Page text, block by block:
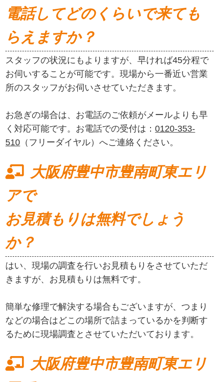
電話してどのくらいで来ても
らえますか？
スタッフの状況にもよりますが、早ければ45分程で
お伺いすることが可能です。現場から一番近い営業
所のスタッフがお伺いさせていただきます。
お急ぎの場合は、お電話のご依頼がメールよりも早
く対応可能です。お電話での受付は：0120-353-
510 （フリーダイヤル）へご連絡ください。
大阪府豊中市豊南町東エリ
アで
お見積もりは無料でしょう
か？
はい、現場の調査を行いお見積もりをさせていただ
きますが、お見積もりは無料です。
簡単な修理で解決する場合もございますが、つまり
などの場合はどこの場所で詰まっているかを判断す
るために現場調査とさせていただいております。
大阪府豊中市豊南町東エリ